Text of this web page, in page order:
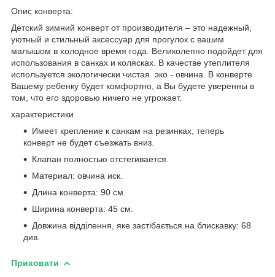
Опис конверта:
Детский зимний конверт от производителя – это надежный,
уютный и стильный аксессуар для прогулок с вашим
малышом в холодное время года. Великолепно подойдет для
использования в санках и колясках. В качестве утеплителя
используется экологически чистая эко - овчина. В конверте
Вашему ребенку будет комфортно, а Вы будете уверенны в
том, что его здоровью ничего не угрожает.
характеристики
Имеет крепление к санкам на резинках, теперь
конверт не будет съезжать вниз.
Клапан полностью отстегивается.
Материал: овчина иск.
Длина конверта: 90 см.
Ширина конверта: 45 см.
Довжина відділення, яке застібається на блискавку: 68
див.
Приховати